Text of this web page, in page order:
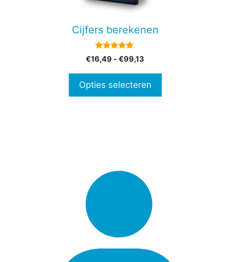
Cijfers berekenen
5.00
van 5
€16,49 - €99,13
€99,13
Opties selecteren
productpagina